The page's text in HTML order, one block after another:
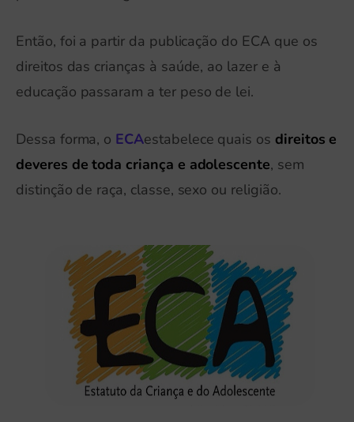
Então, foi a partir da publicação do ECA que os
direitos das crianças à saúde, ao lazer e à
educação passaram a ter peso de lei.
Dessa forma, o ECAestabelece quais os direitos e
deveres de toda criança e adolescente, sem
distinção de raça, classe, sexo ou religião.